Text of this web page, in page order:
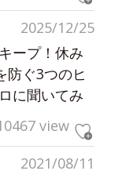
2025/12/25
ープ！休み
防ぐ3つのヒ
に聞いてみ
view
2021/08/11